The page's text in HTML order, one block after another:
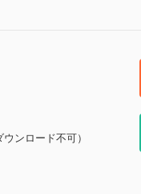
ンロード不可）